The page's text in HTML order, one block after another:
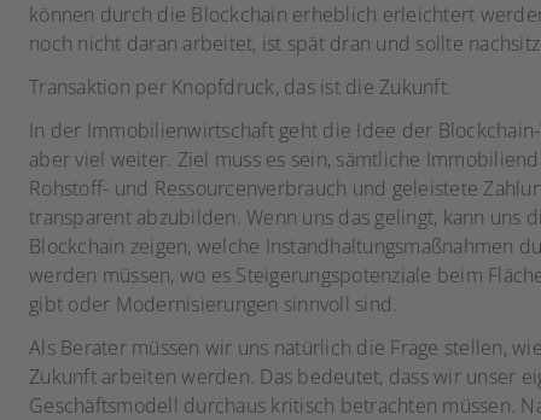
können durch die Blockchain erheblich erleichtert
noch nicht daran arbeitet, ist spät dran und sollte
Transaktion per Knopfdruck, das ist die Zukunft.
In der Immobilienwirtschaft geht die Idee der
aber viel weiter. Ziel muss es sein, sämtliche
Rohstoff- und Ressourcenverbrauch und geleistete
transparent abzubilden. Wenn uns das gelingt, kann uns
Blockchain zeigen, welche Instandhaltungsmaßnahmen
werden müssen, wo es Steigerungspotenziale beim
gibt oder Modernisierungen sinnvoll sind.
Als Berater müssen wir uns natürlich die Frage stellen,
Zukunft arbeiten werden. Das bedeutet, dass wir unser
Geschäftsmodell durchaus kritisch betrachten müssen.